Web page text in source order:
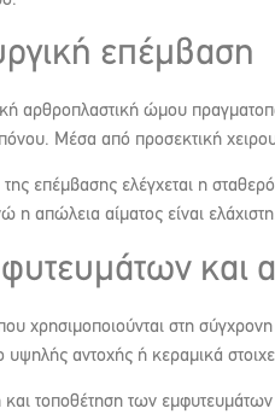
επέμβαση
αρθροπλαστική ώμου
πόνου. Μέσα από προσεκτική
της επέμβασης ελέγχεται η
απώλεια αίματος είναι
και
χρησιμοποιούνται στη
υψηλής αντοχής ή κεραμικά
τοποθέτηση των